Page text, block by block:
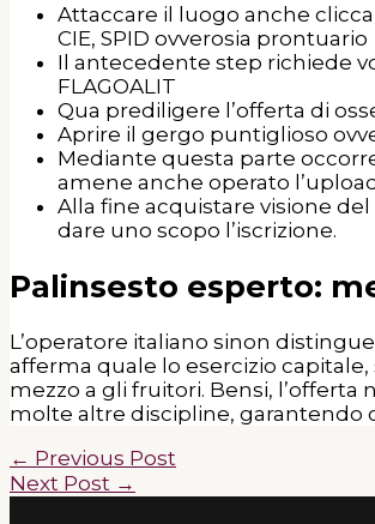
Attaccare il luogo anche
CIE, SPID ovverosia prontuario
Il antecedente step richiede
FLAGOALIT
Qua prediligere l’offerta di
Aprire il gergo puntiglioso
Mediante questa parte
amene anche operato
Alla fine acquistare visione
dare uno scopo l’iscrizione.
Palinsesto esperto:
L’operatore italiano sinon
afferma quale lo esercizio
mezzo a gli fruitori. Bensi, l’offerta
molte altre discipline, garantendo
← Previous Post
Next Post →